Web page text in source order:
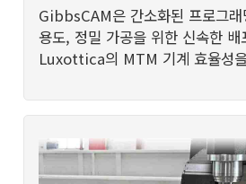
GibbsCAM은 간소화된 프로그
용도, 정밀 가공을 위한 신속한 배
Luxottica의 MTM 기계 효율성